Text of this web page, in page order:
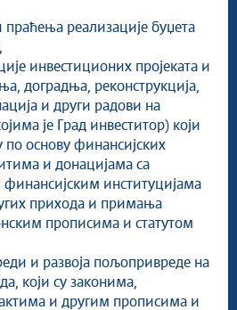
праћења реализације буџета
инвестиционих пројеката и
доградња, реконструкција,
и други радови на
је Град инвеститор) који
по основу финансијских
и донацијама са
институцијама
прихода и примања
прописима и статутом
и развоја пољопривреде на
који су законима,
и другим прописима и